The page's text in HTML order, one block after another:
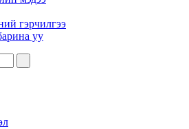
гэрчилгээ
уу